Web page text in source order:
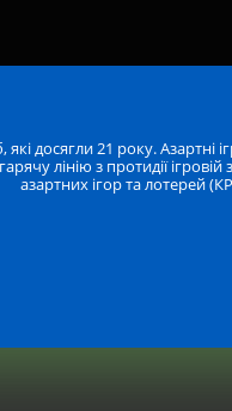
які досягли 21 року.
лінію з протидії
азартних ігор та лотерей